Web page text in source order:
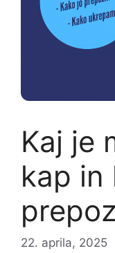
Kaj je
kap in
22. aprila, 2025